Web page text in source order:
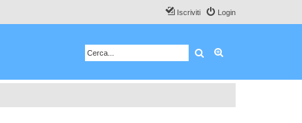
Login
Iscriviti
Cerca